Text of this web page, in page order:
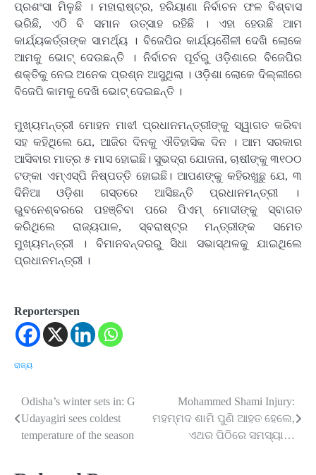
ପ୍ରଶଂସା ମିଳୁଛି । ମହାରାଷ୍ଟ୍ର, ହରିୟାଣା ନିର୍ବାଚନ ଫଳ ବିଶ୍ବାସ
ଭରିଛି, ଏଠି ବି ସମାନ ଉତ୍ସାହ ରହିଛି । ଏହା ହେଉଛି ଆମ
କାର୍ଯ୍ୟକର୍ତ୍ତାଙ୍କ ସାମର୍ଥ୍ୟ । ବିଜେପିର କାର୍ଯ୍ୟଶୈଳୀ ଦେଖି ଲୋକେ
ଆମକୁ ଭୋଟ୍ ଦେଉଛନ୍ତି । ନିର୍ବାଚନ ପୂର୍ବରୁ ଓଡ଼ିଶାରେ ବିଜେପିର
ଶକ୍ତିକୁ ନେଇ ଅନେକ ପ୍ରଶ୍ନ ଆସୁଥିଲା । ଓଡ଼ିଶା ଲୋକେ ଦିଲ୍ଲୀରେ
ବିଜେପି କାମକୁ ଦେଖି ଭୋଟ୍ ଦେଇଛନ୍ତି ।
ମୁଖ୍ୟମନ୍ତ୍ରୀ ମୋହନ ମାଝୀ ପ୍ରଧାନମନ୍ତ୍ରୀଙ୍କୁ ସ୍ୱାଗତ କରିବା
ସହ କହିଥିଲେ ଯେ, ଆଜିର ଦିନକୁ ଐତିହାସିକ ଦିନ । ଆମ ସରକାର
ଆସିବାର ମାତ୍ର ୫ ମାସ ହୋଇଛି। ସୁଭଦ୍ରା ଯୋଜନା, ଚାଷୀଙ୍କୁ ୩୧୦୦
ଟଙ୍କା ଏମ୍‌ଏସ୍‌ପି ନିଷ୍ପତ୍ତି ହୋଇଛି। ଆପଣଙ୍କୁ କହିରଖୁଛୁ ଯେ, ୩
ଦିନିଆ ଓଡ଼ିଶା ଗସ୍ତରେ ଆସିଛନ୍ତି ପ୍ରଧାନମନ୍ତ୍ରୀ ।
ଭୁବନେଶ୍ବରରେ ପହଞ୍ଚିବା ପରେ ପିଏମ୍ ମୋଦୀଙ୍କୁ ସ୍ବାଗତ
କରିଥିଲେ ରାଜ୍ୟପାଳ, ସ୍ବରାଷ୍ଟ୍ର ମନ୍ତ୍ରୀଙ୍କ ସମେତ
ମୁଖ୍ୟମନ୍ତ୍ରୀ । ବିମାନବନ୍ଦରରୁ ସିଧା ସଭାସ୍ଥଳକୁ ଯାଇଥିଲେ
ପ୍ରଧାନମନ୍ତ୍ରୀ ।
Reporterspen
ରାଜ୍ୟ
Post
navigation
Odisha’s winter sets in: G
Udayagiri sees coldest
temperature of the season
Mohammed Shami Injury:
ମହମ୍ମଦ ଶାମି ପୁଣି ଆହତ ହେଲେ,
ଏଥର ପିଠିରେ ସମସ୍ୟା…